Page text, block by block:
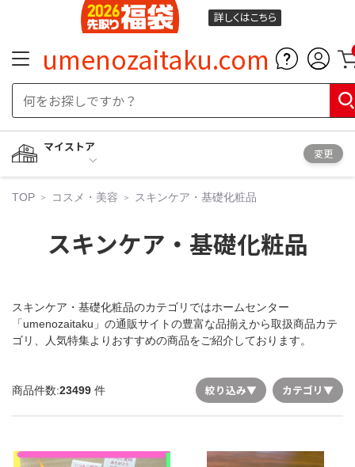
詳しくはこちら
umenozaitaku.com
マイストア
変更
TOP コスメ・美容 スキンケア・基礎化粧品
スキンケア・基礎化粧品
スキンケア・基礎化粧品のカテゴリではホームセンター
「umenozaitaku」の通販サイトの豊富な品揃えから取扱商品カテ
ゴリ、人気特集よりおすすめの商品をご紹介しております。
商品件数:23499 件 絞り込み▼ カテゴリ▼